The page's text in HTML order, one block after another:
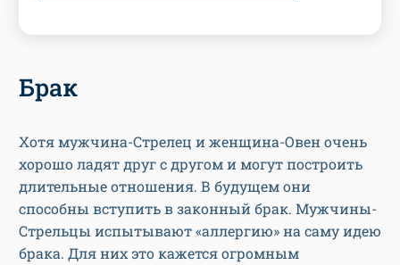
Брак
Хотя мужчина-Стрелец и женщина-Овен очень
хорошо ладят друг с другом и могут построить
длительные отношения. В будущем они
способны вступить в законный брак. Мужчины-
Стрельцы испытывают «аллергию» на саму идею
брака. Для них это кажется огромным